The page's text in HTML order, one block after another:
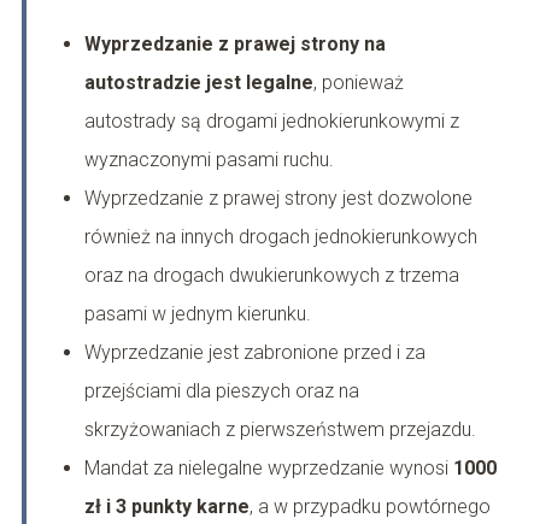
Wyprzedzanie z prawej strony na
autostradzie jest legalne, ponieważ
autostrady są drogami jednokierunkowymi z
wyznaczonymi pasami ruchu.
Wyprzedzanie z prawej strony jest dozwolone
również na innych drogach jednokierunkowych
oraz na drogach dwukierunkowych z trzema
pasami w jednym kierunku.
Wyprzedzanie jest zabronione przed i za
przejściami dla pieszych oraz na
skrzyżowaniach z pierwszeństwem przejazdu.
Mandat za nielegalne wyprzedzanie wynosi 1000
zł i 3 punkty karne, a w przypadku powtórnego